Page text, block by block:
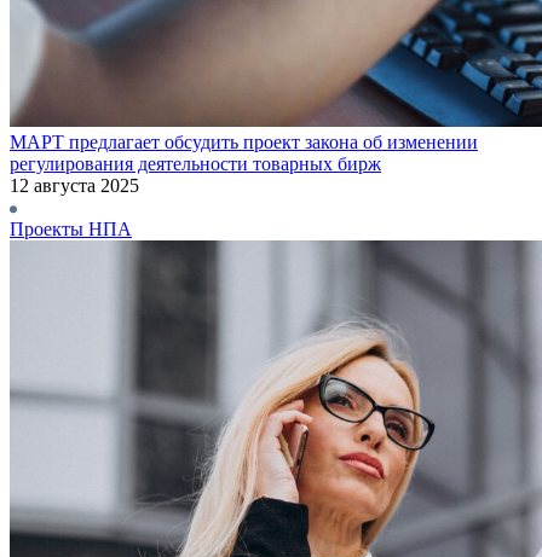
МАРТ предлагает обсудить проект закона об изменении
регулирования деятельности товарных бирж
12 августа 2025
Проекты НПА